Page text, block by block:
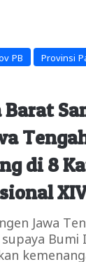
PB Provinsi
Barat
di 8
Jawa
Bumi